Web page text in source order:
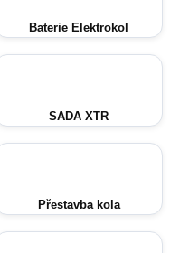
Baterie Elektrokol
SADA XTR
Přestavba kola